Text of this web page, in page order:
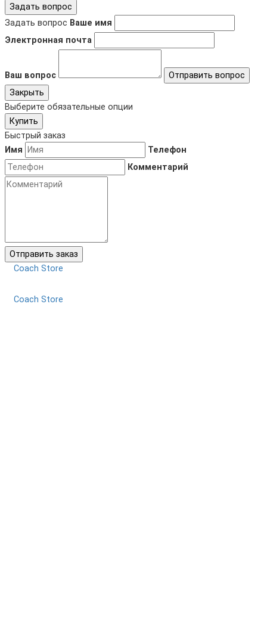
Задать вопрос
Задать вопрос Ваше имя
Электронная почта
Ваш вопрос
Отправить вопрос
Закрыть
Выберите обязательные опции
Купить
Быстрый заказ
Имя
Телефон
Комментарий
Отправить заказ
Coach Store
Coach Store